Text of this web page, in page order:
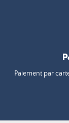
Paiement par